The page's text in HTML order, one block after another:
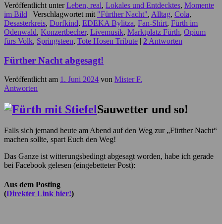
Veröffentlicht unter Leben, real, Lokales und Entdecktes, Momente
im Bild | Verschlagwortet mit "Fürther Nacht", Alltag, Cola,
Desasterkreis, Dorfkind, EDEKA Bylitza, Fan-Shirt, Fürth im
Odenwald, Konzertbecher, Livemusik, Marktplatz Fürth, Opium
fürs Volk, Springsteen, Tote Hosen Tribute | 2 Antworten
Fürther Nacht abgesagt!
Veröffentlicht am 1. Juni 2024 von Mister F.
Antworten
Sauwetter und so!
Falls sich jemand heute am Abend auf den Weg zur „Fürther Nacht“
machen sollte, spart Euch den Weg!
Das Ganze ist witterungsbedingt abgesagt worden, habe ich gerade
bei Facebook gelesen (eingebetteter Post):
Aus dem Posting
(Direkter Link hier!)